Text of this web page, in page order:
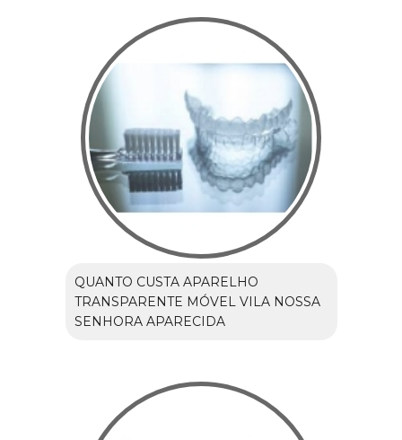
QUANTO CUSTA APARELHO
TRANSPARENTE MÓVEL VILA NOSSA
SENHORA APARECIDA